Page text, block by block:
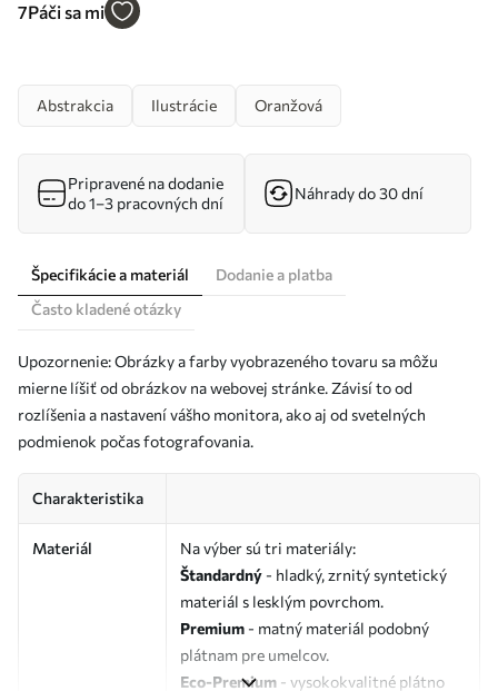
7Páči sa mi
Abstrakcia Ilustrácie Oranžová
Pripravené na dodanie
do 1–3 pracovných dní
Náhrady do 30 dní
Špecifikácie a materiál
Dodanie a platba
Často kladené otázky
Upozornenie: Obrázky a farby vyobrazeného tovaru sa môžu
mierne líšiť od obrázkov na webovej stránke. Závisí to od
rozlíšenia a nastavení vášho monitora, ako aj od svetelných
podmienok počas fotografovania.
Charakteristika
Materiál
Na výber sú tri materiály:
Štandardný - hladký, zrnitý syntetický
materiál s lesklým povrchom.
Premium - matný materiál podobný
plátnam pre umelcov.
Eco-Premium - vysokokvalitné plátno